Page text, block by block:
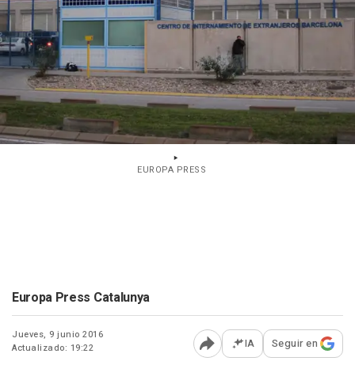
EUROPA PRESS
Europa Press Catalunya
Jueves, 9 junio 2016
Actualizado: 19:22
Abrir opciones para
IA Seguir en